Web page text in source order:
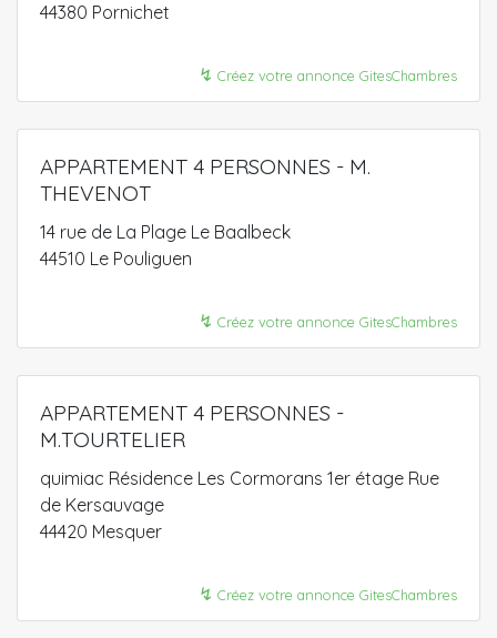
44380 Pornichet
↯ Créez votre annonce GitesChambres
APPARTEMENT 4 PERSONNES - M.
THEVENOT
14 rue de La Plage Le Baalbeck
44510 Le Pouliguen
↯ Créez votre annonce GitesChambres
APPARTEMENT 4 PERSONNES -
M.TOURTELIER
quimiac Résidence Les Cormorans 1er étage Rue
de Kersauvage
44420 Mesquer
↯ Créez votre annonce GitesChambres